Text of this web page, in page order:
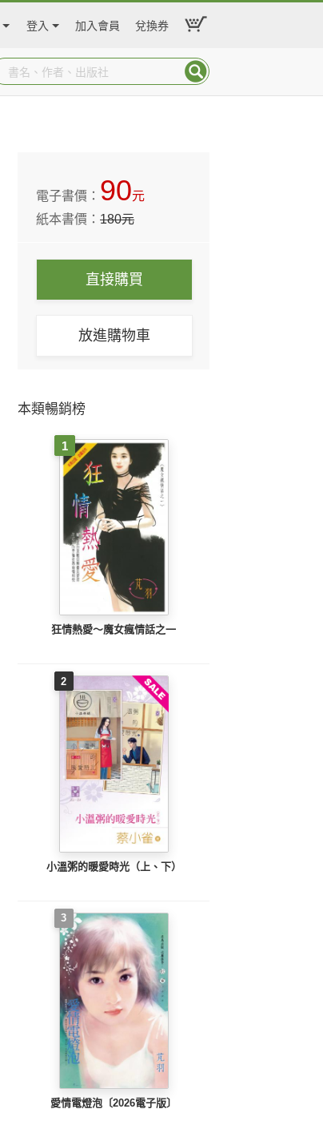
登入 加入會員 兌換券
電子書價： 90元
紙本書價：180元
直接購買
放進購物車
本類暢銷榜
1
狂情熱愛～魔女瘋情話之一
2
小溫粥的暖愛時光（上、下）
3
愛情電燈泡〔2026電子版〕